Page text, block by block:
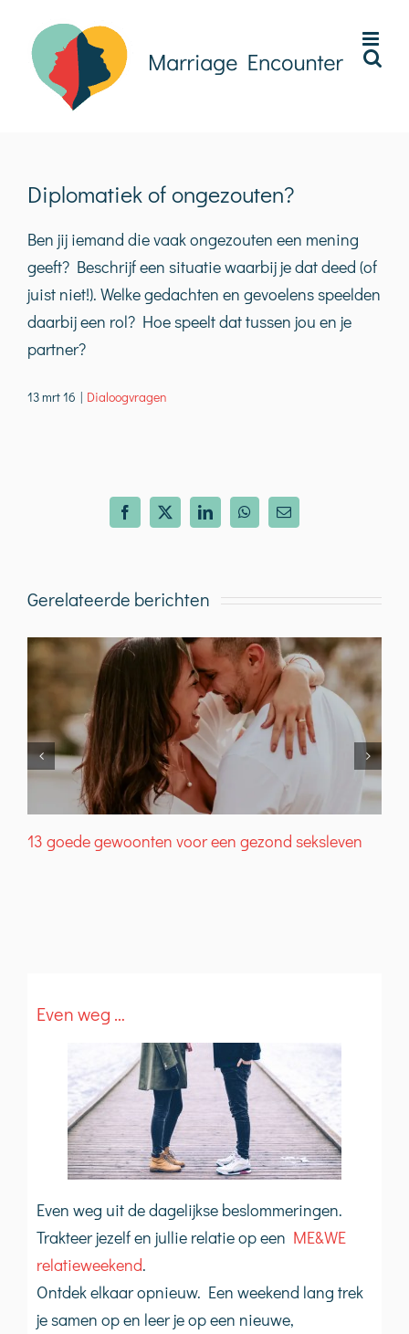
inhoud
Diplomatiek of ongezouten?
Ben jij iemand die vaak ongezouten een mening
geeft? Beschrijf een situatie waarbij je dat deed (of
juist niet!). Welke gedachten en gevoelens speelden
daarbij een rol? Hoe speelt dat tussen jou en je
partner?
13 mrt 16 | Dialoogvragen
Facebook
X LinkedInWhatsApp
E-
mail
Gerelateerde berichten
13 goede gewoonten voor een gezond seksleven
Even weg …
Even weg uit de dagelijkse beslommeringen.
Trakteer jezelf en jullie relatie op een ME&WE
relatieweekend.
Ontdek elkaar opnieuw. Een weekend lang trek
je samen op en leer je op een nieuwe,